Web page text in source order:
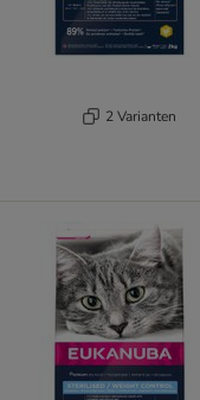
2 Varianten